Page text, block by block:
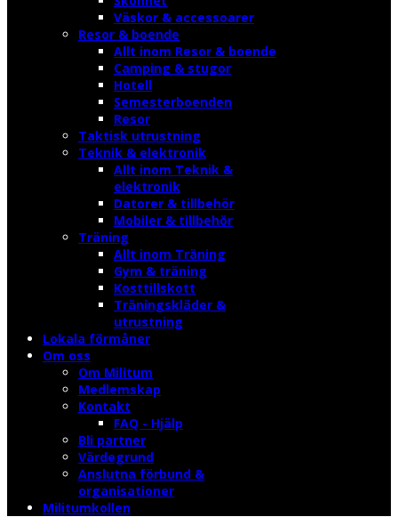
Väskor & accessoarer
Resor & boende
Allt inom Resor & boende
Camping & stugor
Hotell
Semesterboenden
Resor
Taktisk utrustning
Teknik & elektronik
Allt inom Teknik &
elektronik
Datorer & tillbehör
Mobiler & tillbehör
Träning
Allt inom Träning
Gym & träning
Kosttillskott
Träningskläder &
utrustning
Lokala förmåner
Om oss
Om Militum
Medlemskap
Kontakt
FAQ - Hjälp
Bli partner
Värdegrund
Anslutna förbund &
organisationer
Militumkollen